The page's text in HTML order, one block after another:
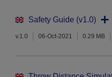
Safety Guide (v1.0)
v.1.0 06-Oct-2021 0.29 MB